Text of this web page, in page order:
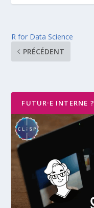
R for Data Science
PRÉCÉDENT
FUTUR·E INTERNE ?